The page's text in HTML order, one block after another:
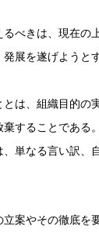
べきは、現在の
展を遂げようと
は、組織目的の
することである
単なる言い訳、
案やその徹底を